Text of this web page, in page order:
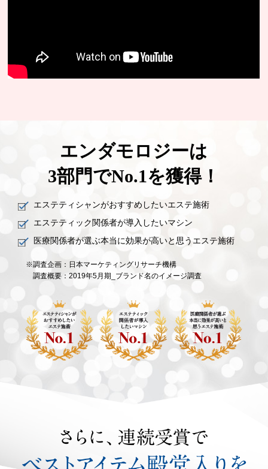
エンダモロジーは
3部門でNo.1を獲得！
エステティシャンがおすすめしたいエステ施術
エステティック関係者が導入したいマシン
医療関係者が選ぶ本当に効果が高いと思うエステ施術
※調査企画：日本マーケティングリサーチ機構
調査概要：2019年5月期_ブランド名のイメージ調査